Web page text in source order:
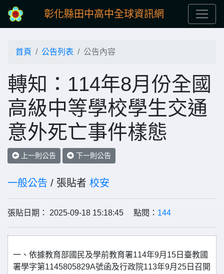
彰化縣田中高中全球資訊網
首頁 公告列表 公告內容
轉知：114年8月份全國
高級中等學校學生交通
意外死亡事件樣態
上一則公告 下一則公告
一般公告 / 張貼者 校安
張貼日期： 2025-09-18 15:18:45 點閱： 144
一、依據教育部國民及學前教育署114年9月15日臺教國
署學字第1145805829A號函及行政院113年9月25日召開